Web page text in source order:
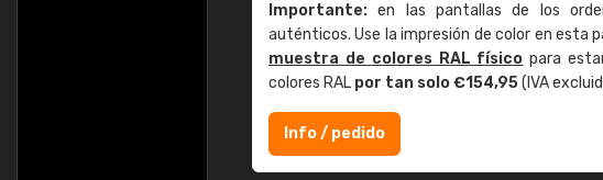
Importante: en las pantallas de los
auténticos. Use la impresión de color en esta
muestra de colores RAL físico para
colores RAL por tan solo €154,95(IVA
Info / pedido